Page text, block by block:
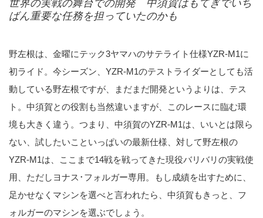
世界の実戦の舞台での開発 中須賀はもてぎでいち
ばん重要な任務を担っていたのかも
野左根は、金曜にテック3ヤマハのサテライト仕様YZR-M1に
初ライド。今シーズン、YZR-M1のテストライダーとしても活
動している野左根ですが、まだまだ開発というよりは、テス
ト。中須賀との役割も当然違いますが、このレースに臨む環
境も大きく違う。つまり、中須賀のYZR-M1は、いいとは限ら
ない、試したいこといっぱいの最新仕様、対して野左根の
YZR-M1は、ここまで14戦を戦ってきた現役バリバリの実戦使
用、ただしヨナス･フォルガー専用。もし成績を出すために、
足かせなくマシンを選べと言われたら、中須賀もきっと、フ
ォルガーのマシンを選ぶでしょう。